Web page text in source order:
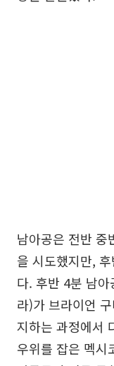
남아공은 전반 중
을 시도했지만,
다. 후반 4분 남
라)가 브라이언
지하는 과정에서
우위를 잡은 멕시